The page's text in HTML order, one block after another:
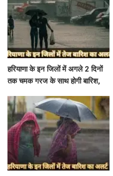
हरियाणा के इन जिलों में अगले 2 दिनों
तक चमक गरज के साथ होगी बारिश,